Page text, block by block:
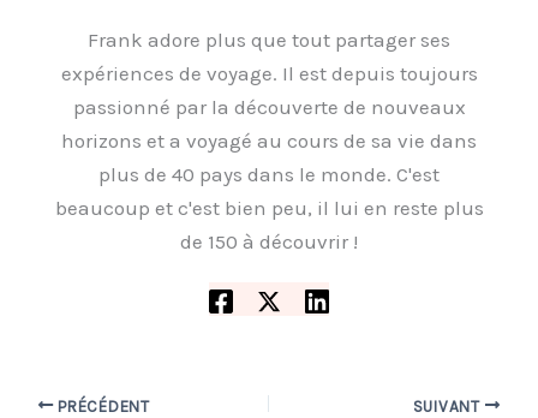
Frank adore plus que tout partager ses
expériences de voyage. Il est depuis toujours
passionné par la découverte de nouveaux
horizons et a voyagé au cours de sa vie dans
plus de 40 pays dans le monde. C'est
beaucoup et c'est bien peu, il lui en reste plus
de 150 à découvrir !
PRÉCÉDENT SUIVANT